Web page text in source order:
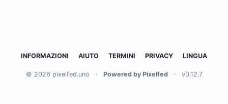
INFORMAZIONI AIUTO TERMINI PRIVACY LINGUA
© 2026 pixelfed.uno · Powered by Pixelfed · v0.12.7